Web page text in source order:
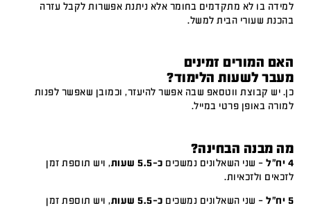
למידה בו לא מתקדמים בחומר אלא ניתנת אפשרות לקבל עזרה
בהכנת שעורי הבית למשל.
האם המורים זמינים
מעבר לשעות הלימוד?
כן. יש קבוצת ווטסאפ שבה אפשר להיעזר, וכמובן שאפשר לפנות
למורה באופן פרטי במייל.
מה מבנה הבחינה?
4 יח"ל – שני השאלונים נמשכים כ-5.5 שעות
, ויש תוספת זמן
לזכאים ולזכאיות.
5 יח"ל – שני השאלונים נמשכים כ-5.5 שעות
, ויש תוספת זמן